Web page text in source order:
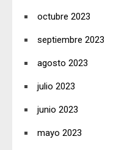
octubre 2023
septiembre 2023
agosto 2023
julio 2023
junio 2023
mayo 2023